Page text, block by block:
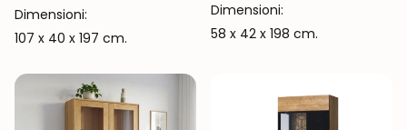
Dimensioni:
107 x 40 x 197 cm.
Dimensioni:
58 x 42 x 198 cm.